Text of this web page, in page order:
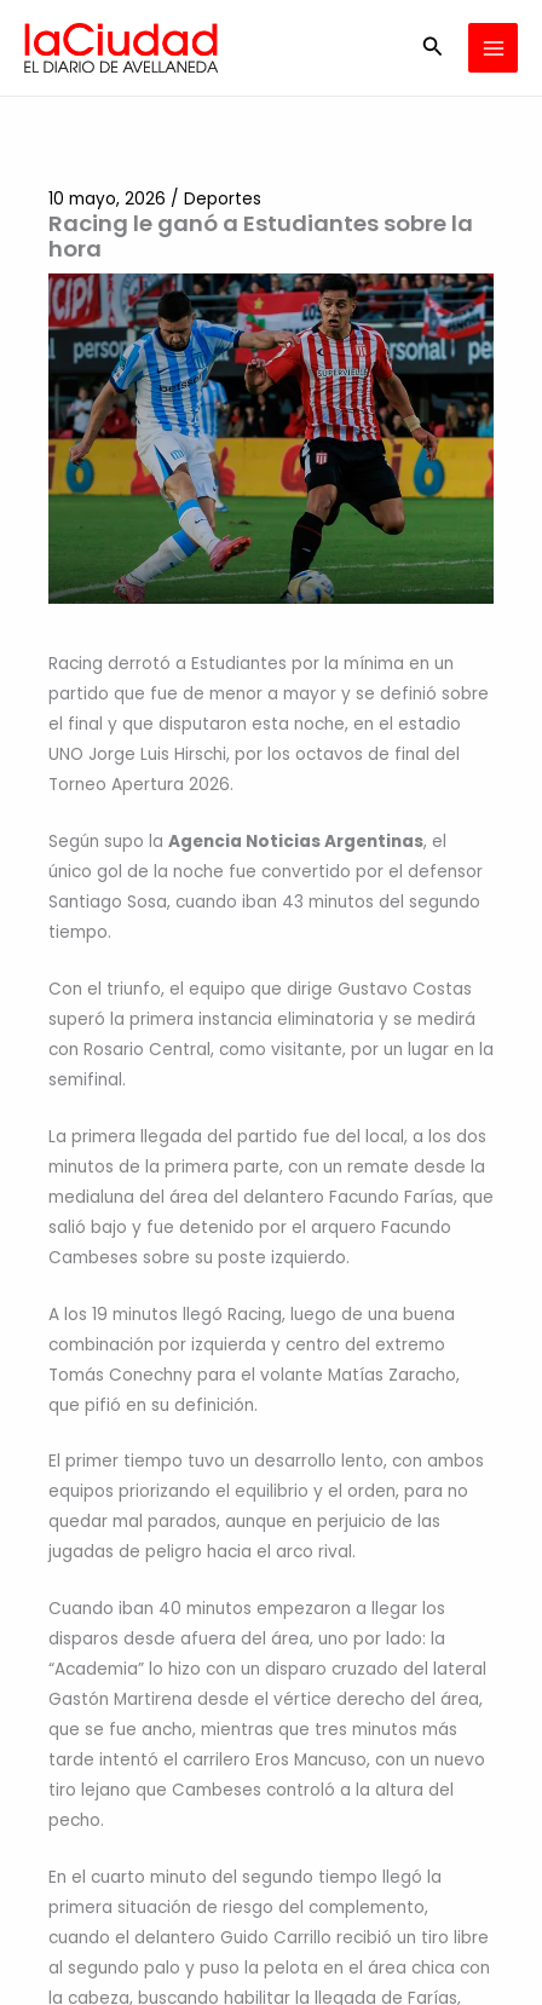
contenido
Buscar
Racing le ganó a Estudiantes sobre la
hora
10 mayo, 2026 / Deportes
Racing derrotó a Estudiantes por la mínima en un
partido que fue de menor a mayor y se definió sobre
el final y que disputaron esta noche, en el estadio
UNO Jorge Luis Hirschi, por los octavos de final del
Torneo Apertura 2026.
Según supo la Agencia Noticias Argentinas, el
único gol de la noche fue convertido por el defensor
Santiago Sosa, cuando iban 43 minutos del segundo
tiempo.
Con el triunfo, el equipo que dirige Gustavo Costas
superó la primera instancia eliminatoria y se medirá
con Rosario Central, como visitante, por un lugar en la
semifinal.
La primera llegada del partido fue del local, a los dos
minutos de la primera parte, con un remate desde la
medialuna del área del delantero Facundo Farías, que
salió bajo y fue detenido por el arquero Facundo
Cambeses sobre su poste izquierdo.
A los 19 minutos llegó Racing, luego de una buena
combinación por izquierda y centro del extremo
Tomás Conechny para el volante Matías Zaracho,
que pifió en su definición.
El primer tiempo tuvo un desarrollo lento, con ambos
equipos priorizando el equilibrio y el orden, para no
quedar mal parados, aunque en perjuicio de las
jugadas de peligro hacia el arco rival.
Cuando iban 40 minutos empezaron a llegar los
disparos desde afuera del área, uno por lado: la
“Academia” lo hizo con un disparo cruzado del lateral
Gastón Martirena desde el vértice derecho del área,
que se fue ancho, mientras que tres minutos más
tarde intentó el carrilero Eros Mancuso, con un nuevo
tiro lejano que Cambeses controló a la altura del
pecho.
En el cuarto minuto del segundo tiempo llegó la
primera situación de riesgo del complemento,
cuando el delantero Guido Carrillo recibió un tiro libre
al segundo palo y puso la pelota en el área chica con
la cabeza, buscando habilitar la llegada de Farías,